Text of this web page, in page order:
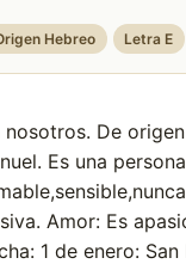
Hebreo Letra E
De
Es una
Amor: Es
1 de enero: